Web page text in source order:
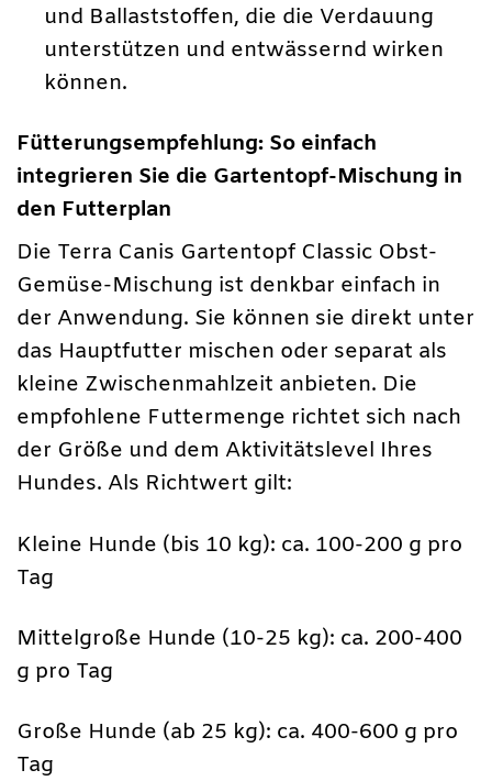
und Ballaststoffen, die die Verdauung
unterstützen und entwässernd wirken
können.
Fütterungsempfehlung: So einfach
integrieren Sie die Gartentopf-Mischung in
den Futterplan
Die Terra Canis Gartentopf Classic Obst-
Gemüse-Mischung ist denkbar einfach in
der Anwendung. Sie können sie direkt unter
das Hauptfutter mischen oder separat als
kleine Zwischenmahlzeit anbieten. Die
empfohlene Futtermenge richtet sich nach
der Größe und dem Aktivitätslevel Ihres
Hundes. Als Richtwert gilt:
Kleine Hunde (bis 10 kg): ca. 100-200 g pro
Tag
Mittelgroße Hunde (10-25 kg): ca. 200-400
g pro Tag
Große Hunde (ab 25 kg): ca. 400-600 g pro
Tag